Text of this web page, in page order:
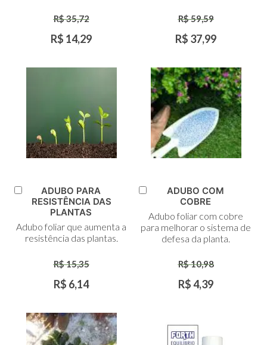
R$ 35,72
R$ 14,29
R$ 59,59
R$ 37,99
Adicionar
ADUBO PARA
RESISTÊNCIA DAS
PLANTAS
Adubo foliar que aumenta a
resistência das plantas.
R$ 15,35
R$ 6,14
Carrinho
ADUBO COM
COBRE
Adubo foliar com cobre
para melhorar o sistema de
defesa da planta.
R$ 10,98
R$ 4,39